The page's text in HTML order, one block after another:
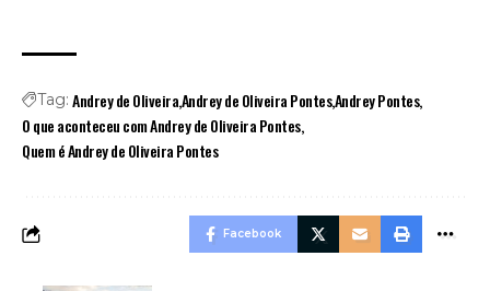
Tag: Andrey de OliveiraAndrey de Oliveira PontesAndrey Pontes
O que aconteceu com Andrey de Oliveira Pontes
Quem é Andrey de Oliveira Pontes
Facebook